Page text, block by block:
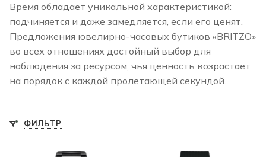
Время обладает уникальной характеристикой:
подчиняется и даже замедляется, если его ценят.
Предложения ювелирно-часовых бутиков «BRITZO»
во всех отношениях достойный выбор для
наблюдения за ресурсом, чья ценность возрастает
на порядок с каждой пролетающей секундой.
ФИЛЬТР